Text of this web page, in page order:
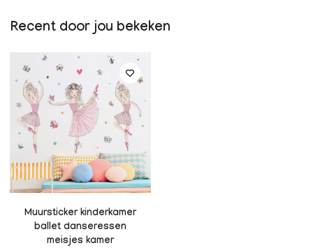
Recent door jou bekeken
Muursticker kinderkamer
ballet danseressen
meisjes kamer